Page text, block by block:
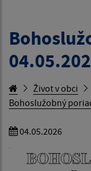
Život v obci
Bohoslužobný
04.05.2026